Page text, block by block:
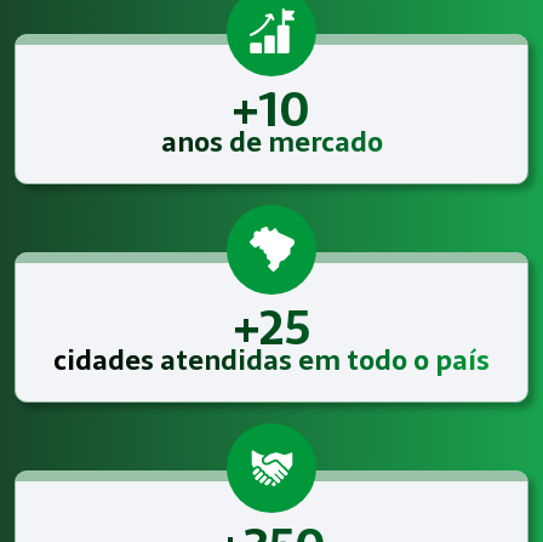
+10
anos de mercado
+25
cidades atendidas em todo o país